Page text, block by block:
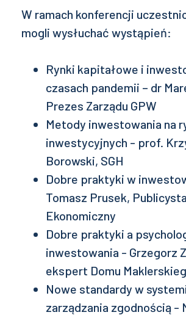
W ramach konferencji
mogli wysłuchać wystąpień:
Rynki kapitałowe i
czasach pandemii – dr
Prezes Zarządu GPW
Metody inwestowania na
inwestycyjnych - prof.
Borowski, SGH
Dobre praktyki w
Tomasz Prusek, Publicysta
Ekonomiczny
Dobre praktyki a
inwestowania - Grzegorz
ekspert Domu
Nowe standardy w
zarządzania zgodnością -